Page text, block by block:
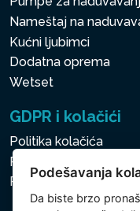
Nameštaj na
Kućni ljubimci
Dodatna oprema
Wetset
GDPR i kolačići
Politika kolačića
Politika zaštite ličnih i
Podešavanja kolačića
Podešavanja
Da biste brzo